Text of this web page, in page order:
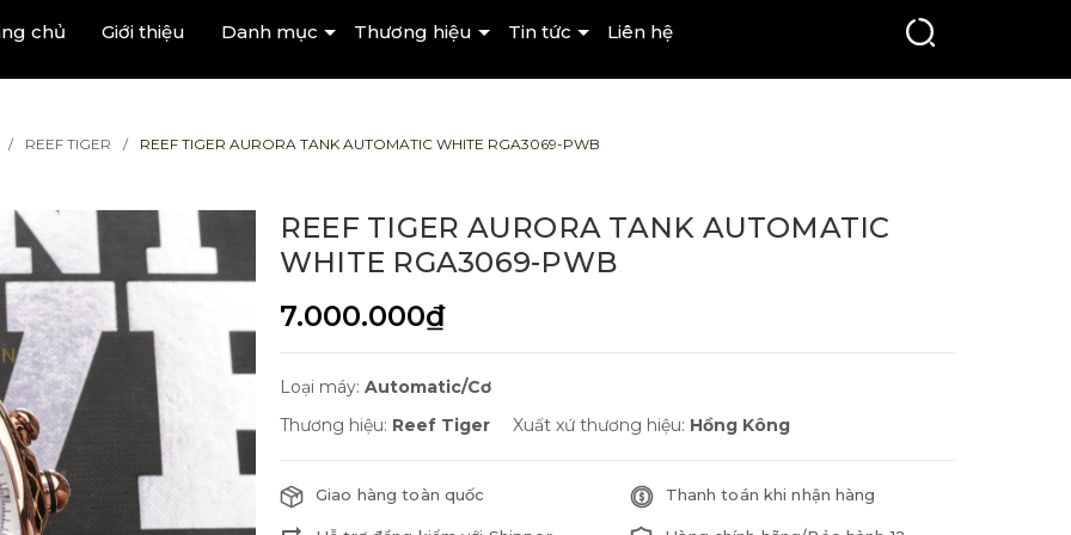
chủ Giới thiệu Danh mục Thương hiệu Tin tức Liên hệ
REEF TIGER REEF TIGER AURORA TANK AUTOMATIC WHITE RGA3069-PWB
REEF TIGER AURORA TANK AUTOMATIC
WHITE RGA3069-PWB
7.000.000₫
Loại máy: Automatic/Cơ
Thương hiệu: Reef Tiger Xuất xứ thương hiệu: Hồng Kông
Giao hàng toàn quốc Thanh toán khi nhận hàng